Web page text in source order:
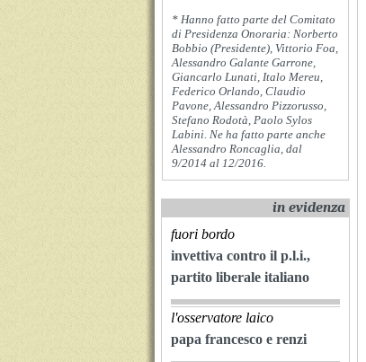
* Hanno fatto parte del Comitato
di Presidenza Onoraria: Norberto
Bobbio (Presidente), Vittorio Foa,
Alessandro Galante Garrone,
Giancarlo Lunati, Italo Mereu,
Federico Orlando, Claudio
Pavone, Alessandro Pizzorusso,
Stefano Rodotà, Paolo Sylos
Labini. Ne ha fatto parte anche
Alessandro Roncaglia, dal
9/2014 al 12/2016.
in evidenza
fuori bordo
invettiva contro il p.l.i.,
partito liberale italiano
l'osservatore laico
papa francesco e renzi